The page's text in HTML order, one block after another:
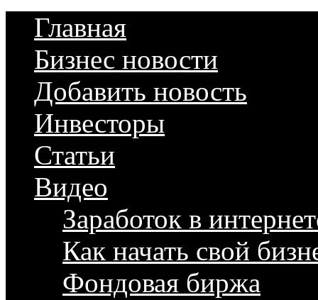
Главная
Бизнес новости
Добавить новость
Инвесторы
Статьи
Видео
Заработок в
Как начать свой
Фондовая биржа